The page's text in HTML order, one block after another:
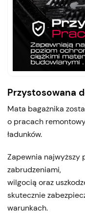
Przystosowana
Mata bagażnika
o pracach
ładunków.
Zapewnia najwyższy
zabrudzeniami,
wilgocią oraz
skutecznie
warunkach.